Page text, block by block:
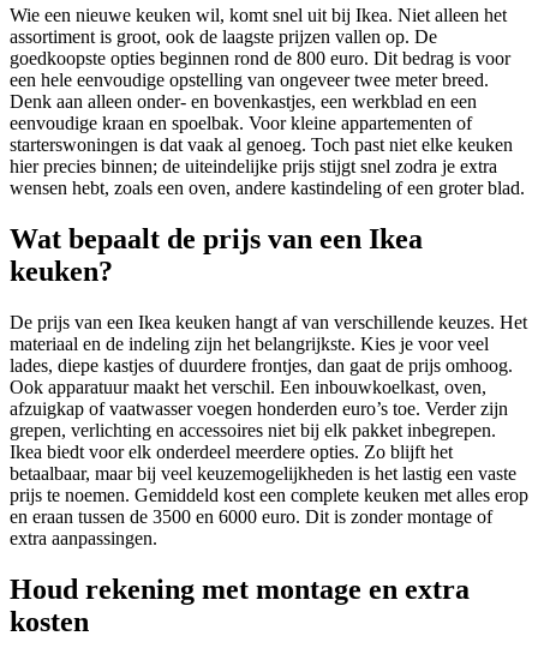
Wie een nieuwe keuken wil, komt snel uit bij Ikea. Niet alleen het
assortiment is groot, ook de laagste prijzen vallen op. De
goedkoopste opties beginnen rond de 800 euro. Dit bedrag is voor
een hele eenvoudige opstelling van ongeveer twee meter breed.
Denk aan alleen onder- en bovenkastjes, een werkblad en een
eenvoudige kraan en spoelbak. Voor kleine appartementen of
starterswoningen is dat vaak al genoeg. Toch past niet elke keuken
hier precies binnen; de uiteindelijke prijs stijgt snel zodra je extra
wensen hebt, zoals een oven, andere kastindeling of een groter blad.
Wat bepaalt de prijs van een Ikea
keuken?
De prijs van een Ikea keuken hangt af van verschillende keuzes. Het
materiaal en de indeling zijn het belangrijkste. Kies je voor veel
lades, diepe kastjes of duurdere frontjes, dan gaat de prijs omhoog.
Ook apparatuur maakt het verschil. Een inbouwkoelkast, oven,
afzuigkap of vaatwasser voegen honderden euro’s toe. Verder zijn
grepen, verlichting en accessoires niet bij elk pakket inbegrepen.
Ikea biedt voor elk onderdeel meerdere opties. Zo blijft het
betaalbaar, maar bij veel keuzemogelijkheden is het lastig een vaste
prijs te noemen. Gemiddeld kost een complete keuken met alles erop
en eraan tussen de 3500 en 6000 euro. Dit is zonder montage of
extra aanpassingen.
Houd rekening met montage en extra
kosten